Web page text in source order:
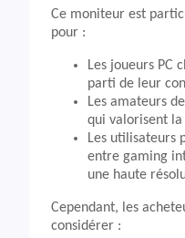
Ce moniteur est
pour :
Les joueurs PC
parti de leur
Les amateurs
qui valorisent
Les utilisateurs
entre gaming
une haute
Cependant, les
considérer :